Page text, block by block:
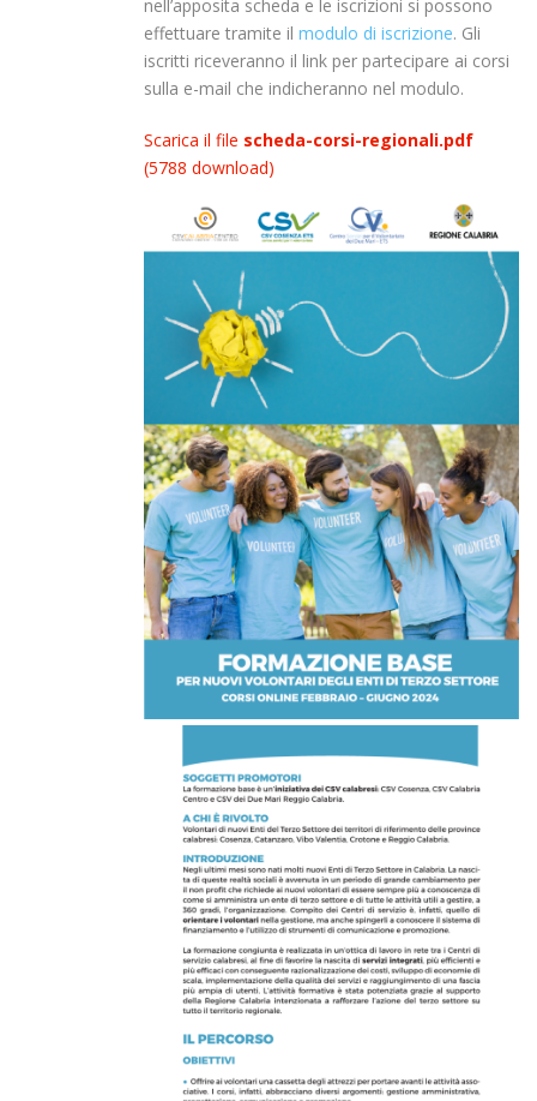
nell’apposita scheda e le iscrizioni si possono
effettuare tramite il modulo di iscrizione. Gli
iscritti riceveranno il link per partecipare ai corsi
sulla e-mail che indicheranno nel modulo.
Scarica il file scheda-corsi-regionali.pdf
(5788 download)